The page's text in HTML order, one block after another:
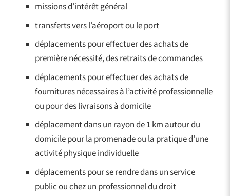
missions d’intérêt général
transferts vers l’aéroport ou le port
déplacements pour effectuer des achats de
première nécessité, des retraits de commandes
déplacements pour effectuer des achats de
fournitures nécessaires à l’activité professionnelle
ou pour des livraisons à domicile
déplacement dans un rayon de 1 km autour du
domicile pour la promenade ou la pratique d’une
activité physique individuelle
déplacements pour se rendre dans un service
public ou chez un professionnel du droit